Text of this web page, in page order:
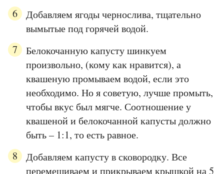
Добавляем ягоды чернослива, тщательно
вымытые под горячей водой.
Белокочанную капусту шинкуем
произвольно, (кому как нравится), а
квашеную промываем водой, если это
необходимо. Но я советую, лучше промыть,
чтобы вкус был мягче. Соотношение у
квашеной и белокочанной капусты должно
быть – 1:1, то есть равное.
Добавляем капусту в сковородку. Все
перемешиваем и прикрываем крышкой на 5